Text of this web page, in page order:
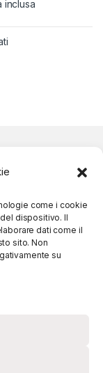
come i cookie
dispositivo. Il
dati come il
sito. Non
su
inclusa